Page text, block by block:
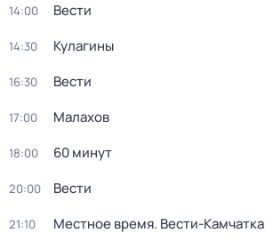
14:00 Вести
14:30 Кулагины
16:30 Вести
17:00 Малахов
18:00 60 минут
20:00 Вести
21:10 Местное время. Вести-Камчатка